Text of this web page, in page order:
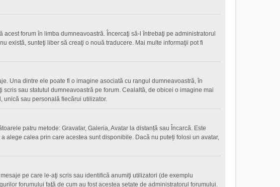
forum în limba dumneavoastră. Încercaţi să-l întrebaţi pe administratorul
există, sunteţi liber să creaţi o nouă traducere. Mai multe informaţii pot fi
Una dintre ele poate fi o imagine asociată cu rangul dumneavoastră, în
sau statutul dumneavoastră pe forum. Cealaltă, de obicei o imagine mai
unică sau personală fiecărui utilizator.
patru metode: Gravatar, Galeria, Avatar la distanță sau Încarcă. Este
calea prin care acestea sunt disponibile. Dacă nu puteți folosi un avatar,
pe care le-aţi scris sau identifică anumiţi utilizatori (de exemplu
forumului faţă de cum au fost acestea setate de administratorul forumului.